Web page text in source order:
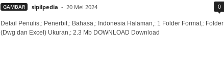
GAMBAR sipilpedia - 20 Mei 2024 0
Detail Penulis,: Penerbit,: Bahasa,: Indonesia Halaman,: 1 Folder Format,: Folder
(Dwg dan Excel) Ukuran,: 2.3 Mb DOWNLOAD Download